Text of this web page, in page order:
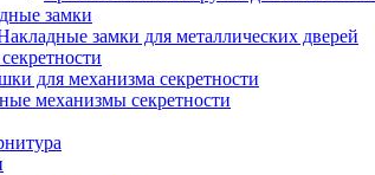
замки
замки для металлических дверей
для механизма секретности
механизмы секретности